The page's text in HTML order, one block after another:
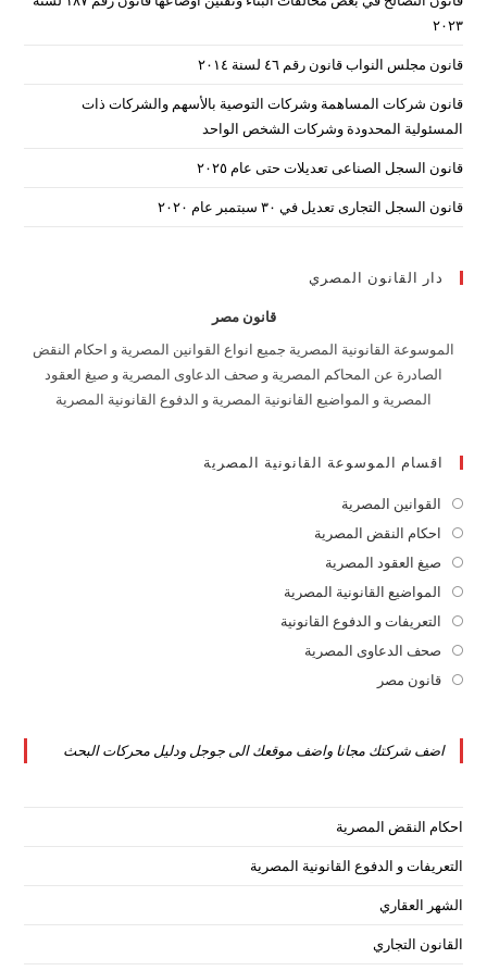
۲۰۲۳
قانون مجلس النواب قانون رقم ٤٦ لسنة ٢٠١٤
قانون شركات المساهمة وشركات التوصية بالأسهم والشركات ذات
المسئولية المحدودة وشركات الشخص الواحد
قانون السجل الصناعى تعديلات حتى عام ٢٠٢٥
قانون السجل التجارى تعديل في ٣٠ سبتمبر عام ٢٠٢٠
دار القانون المصري
قانون مصر
الموسوعة القانونية المصرية جميع انواع القوانين المصرية و احكام النقض
الصادرة عن المحاكم المصرية و صحف الدعاوى المصرية و صيغ العقود
المصرية و المواضيع القانونية المصرية و الدفوع القانونية المصرية
اقسام الموسوعة القانونية المصرية
القوانين المصرية
in
new
tab
احكام النقض المصرية
a
new
صيغ العقود المصرية
in
a
new
المواضيع القانونية المصرية
inالتعريفات و الدفوع القانونية
صحف الدعاوى المصرية
tab
قانون مصر
new
اضف شركتك مجانا واضف موقعك الى جوجل ودليل محركات البحث
احكام النقض المصرية
التعريفات و الدفوع القانونية المصرية
الشهر العقاري
القانون التجاري